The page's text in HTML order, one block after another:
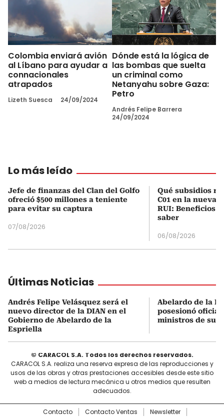
Colombia enviará avión
al Líbano para ayudar a
connacionales
atrapados
Lizeth Suesca 24/09/2024
Dónde está la lógica de
las bombas que suelta
un criminal como
Netanyahu sobre Gaza:
Petro
Andrés Felipe Barrera
24/09/2024
Lo más leído
Jefe de finanzas del Clan del Golfo
ofreció $500 millones a teniente
para evitar su captura
07/08/2026
Qué subsidios
C01 en la nueva
RUI: Beneficios
saber
06/08/2026
Últimas Noticias
Andrés Felipe Velásquez será el
nuevo director de la DIAN en el
Gobierno de Abelardo de la
Espriella
Abelardo de la
posesionó
ministros de su
© CARACOL S.A. Todos los derechos reservados.
CARACOL S.A. realiza una reserva expresa de las reproducciones y
usos de las obras y otras prestaciones accesibles desde este sitio
web a medios de lectura mecánica u otros medios que resulten
adecuados.
Contacto Contacto Ventas Newsletter